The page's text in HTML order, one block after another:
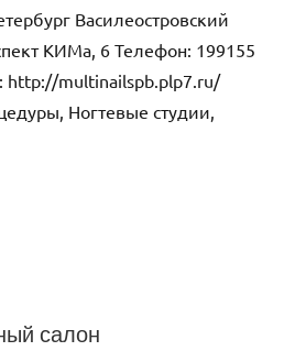
Василеостровский
КИМа, 6 Телефон: 199155
http://multinailspb.plp7.ru/
Ногтевые студии,
салон